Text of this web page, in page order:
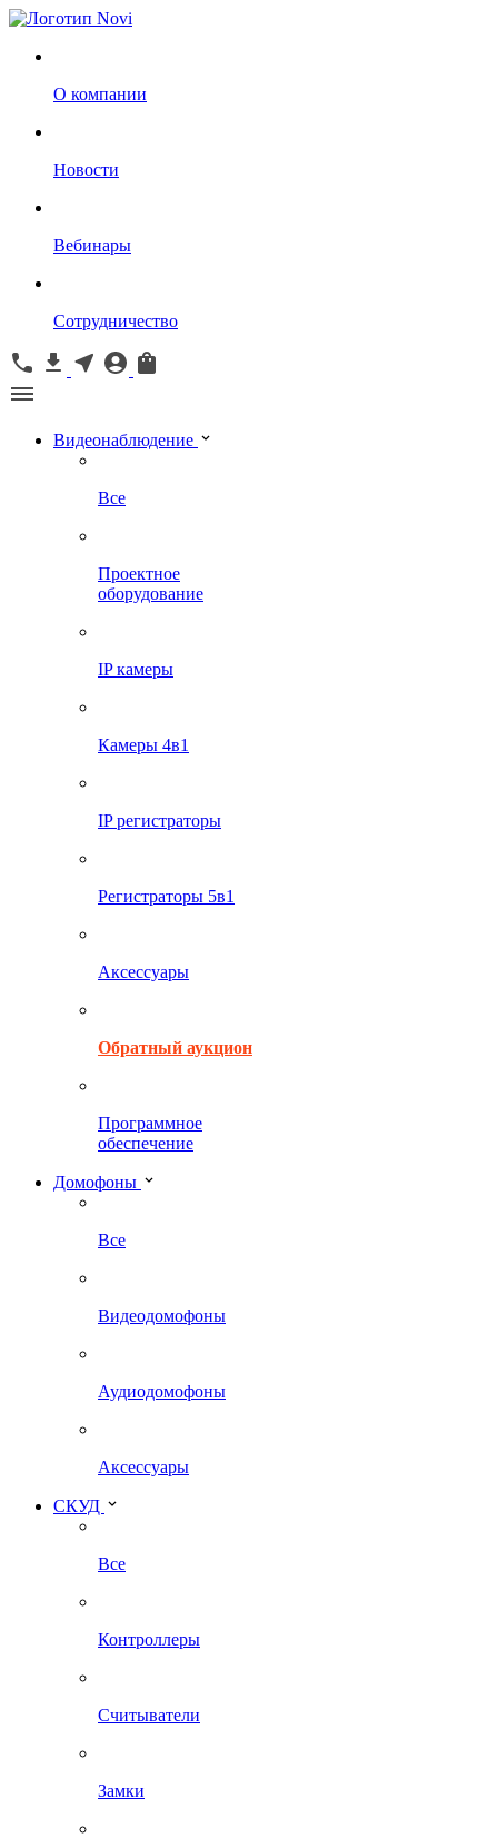
О компании
Новости
Вебинары
Сотрудничество
Видеонаблюдение
Все
Проектное
оборудование
IP камеры
Камеры 4в1
IP регистраторы
Регистраторы 5в1
Аксессуары
Обратный аукцион
Программное
обеспечение
Домофоны
Все
Видеодомофоны
Аудиодомофоны
Аксессуары
СКУД
Все
Контроллеры
Считыватели
Замки